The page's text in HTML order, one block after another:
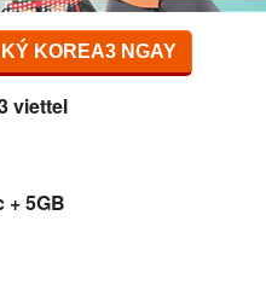
KOREA3 NGAY
viettel
+ 5GB